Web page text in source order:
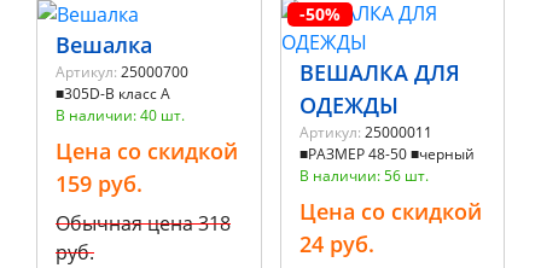
Вешалка
Артикул: 25000700
■305D-B класс А
В наличии: 40 шт.
Цена со скидкой
159 руб.
Обычная цена318
руб.
-50%
ВЕШАЛКА ДЛЯ
ОДЕЖДЫ
Артикул: 25000011
■РАЗМЕР 48-50 ■черный
В наличии: 56 шт.
Цена со скидкой
24 руб.